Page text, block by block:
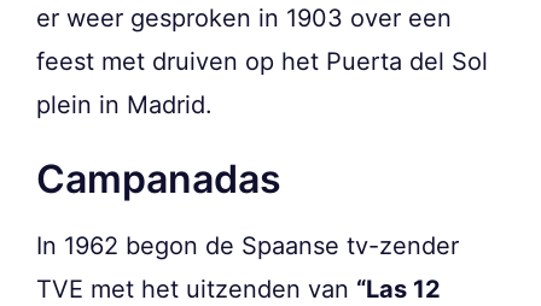
er weer gesproken in 1903 over een
feest met druiven op het Puerta del Sol
plein in Madrid.
Campanadas
In 1962 begon de Spaanse tv-zender
TVE met het uitzenden van “Las 12